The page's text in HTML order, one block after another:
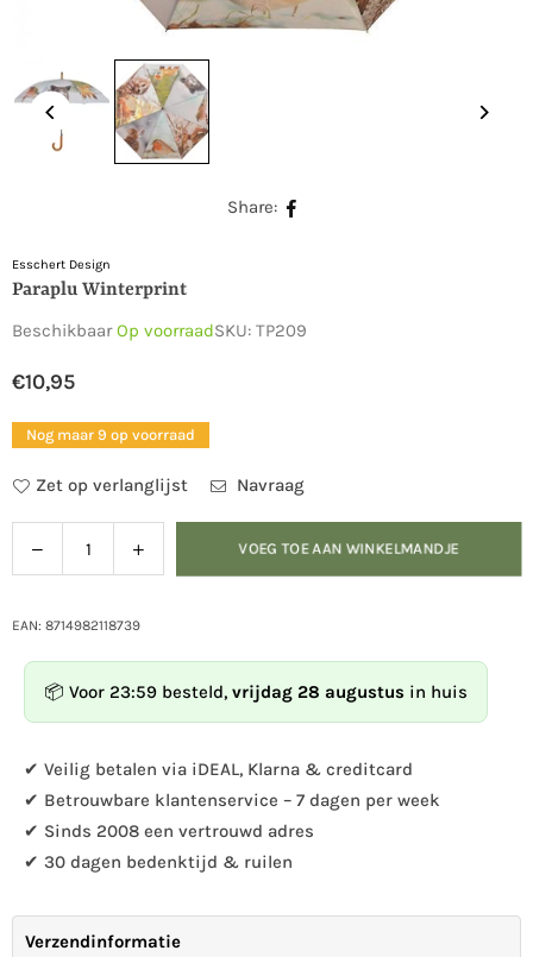
Share:
Esschert Design
Paraplu Winterprint
BeschikbaarOp voorraadSKU: TP209
Normale
prijs
€10,95
Nog maar 9 op voorraad
Zet op verlanglijst Navraag
Hoeveelheid
Verlaag
de
voor
winterprint
Verhoog
de
VOEG TOE AAN WINKELMANDJE
EAN: 8714982118739
📦 Voor 23:59 besteld, vrijdag 28 augustus in huis
✔ Veilig betalen via iDEAL, Klarna & creditcard
✔ Betrouwbare klantenservice – 7 dagen per week
✔ Sinds 2008 een vertrouwd adres
✔ 30 dagen bedenktijd & ruilen
Verzendinformatie